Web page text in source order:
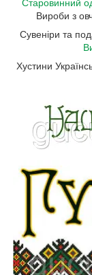
Старовинний
Вироби з
Сувеніри та
Хустини